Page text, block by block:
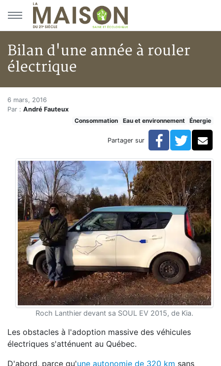
Aller au menu principal
Aller au contenu principal
Bilan d'une année à rouler
électrique
Accueil
Articles
Bilan d'une année à rouler électrique
Bilan d'une année à rouler
6 mars, 2016
Par : André Fauteux
Consommation
Eau et environnement Énergie
Partager sur Facebook
Roch Lanthier devant sa SOUL EV 2015, de Kia.
Les obstacles à l'adoption massive des véhicules
électriques s'atténuent au Québec.
D'abord, parce qu'une autonomie de 320 km sans